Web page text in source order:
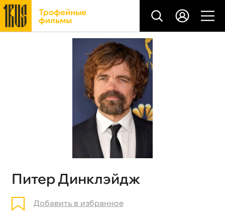
Трофейные
фильмы
Питер Динклэйдж
Добавить в избранное